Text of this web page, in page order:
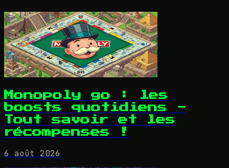
Monopoly go : les
boosts quotidiens -
Tout savoir et les
récompenses !
6 août 2026